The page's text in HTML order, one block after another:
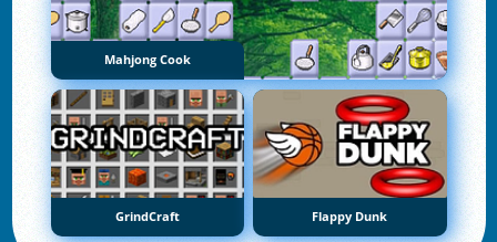
Mahjong Cook
GrindCraft Flappy Dunk